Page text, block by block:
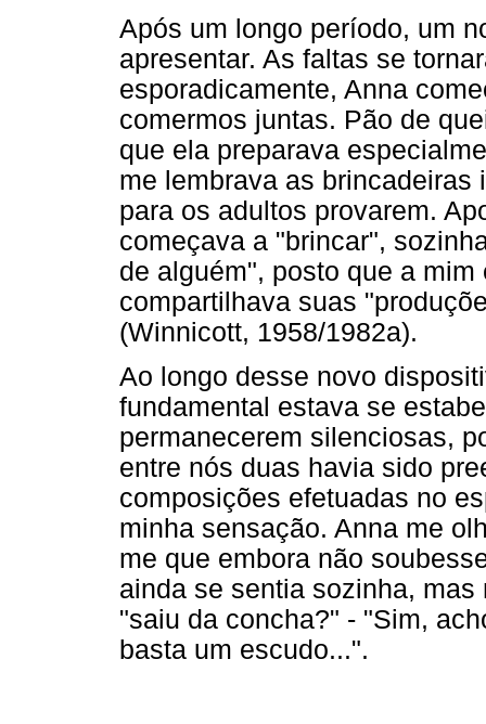
Após um longo período, um
apresentar. As faltas se
esporadicamente, Anna
comermos juntas. Pão de
que ela preparava
me lembrava as
para os adultos provarem.
começava a "brincar",
de alguém", posto que a
compartilhava suas
(Winnicott, 1958/1982a).
Ao longo desse novo
fundamental estava se
permanecerem silenciosas,
entre nós duas havia sido
composições efetuadas no
minha sensação. Anna me
me que embora não
ainda se sentia sozinha,
"saiu da concha?" - "Sim,
basta um escudo...".